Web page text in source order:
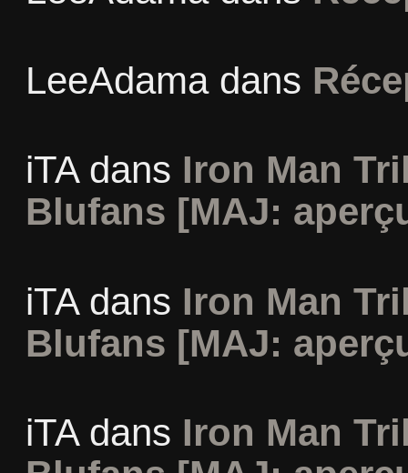
LeeAdamadans
iTAdans Iron Man
Blufans [MAJ:
iTAdans Iron Man
Blufans [MAJ:
iTAdans Iron Man